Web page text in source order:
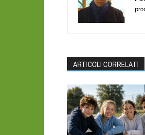
ARTICOLI CORRELATI